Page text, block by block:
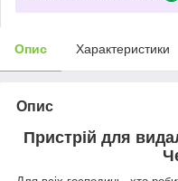
Опис Характеристики
Опис
Пристрій для